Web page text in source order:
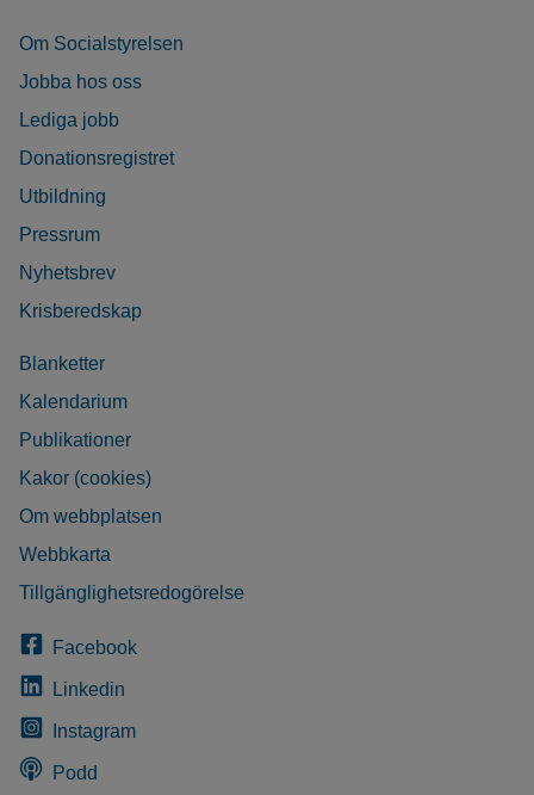
Om Socialstyrelsen
Jobba hos oss
Lediga jobb
Donationsregistret
Utbildning
Pressrum
Nyhetsbrev
Krisberedskap
Blanketter
Kalendarium
Publikationer
Kakor (cookies)
Om webbplatsen
Webbkarta
Tillgänglighetsredogörelse
Facebook
Linkedin
Instagram
Podd